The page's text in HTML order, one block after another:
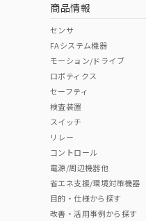
中国 RoHS表
Pb Hg
"対応済み"や非含有
非含有品が必要な際
商品情報
センサ
FAシステム機器
モーション/ドライブ
ロボティクス
セーフティ
検査装置
スイッチ
リレー
コントロール
電源/周辺機器他
省エネ支援/環境対策機器
目的・仕様から探す
改善・活用事例から探す